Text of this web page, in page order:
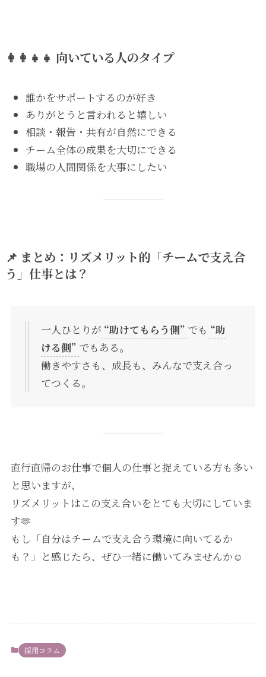
👩‍👩‍👧‍👧 向いている人のタイプ
誰かをサポートするのが好き
ありがとうと言われると嬉しい
相談・報告・共有が自然にできる
チーム全体の成果を大切にできる
職場の人間関係を大事にしたい
📌 まとめ：リズメリット的「チームで支え合
う」仕事とは？
一人ひとりが “助けてもらう側” でも “助
ける側” でもある。
働きやすさも、成長も、みんなで支え合っ
てつくる。
直行直帰のお仕事で個人の仕事と捉えている方も多い
と思いますが、
リズメリットはこの支え合いをとても大切にしていま
す🫶
もし「自分はチームで支え合う環境に向いてるか
も？」と感じたら、ぜひ一緒に働いてみませんか☺️
採用コラム